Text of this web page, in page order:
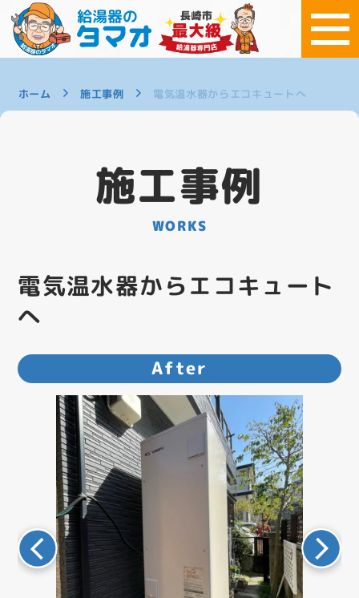
ホーム 施工事例 電気温水器からエコキュートへ
施工事例
WORKS
電気温水器からエコキュート
へ
After